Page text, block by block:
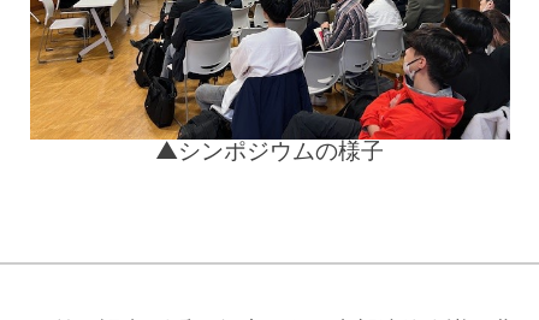
▲シンポジウムの様子